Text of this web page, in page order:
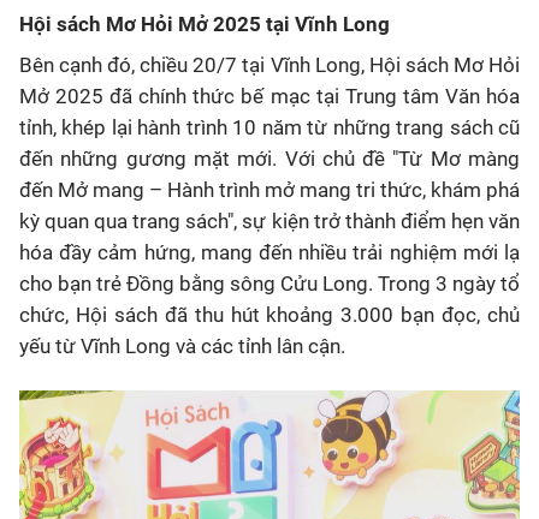
Hội sách Mơ Hỏi Mở 2025 tại Vĩnh Long
Bên cạnh đó, chiều 20/7 tại Vĩnh Long, Hội sách Mơ Hỏi
Mở 2025 đã chính thức bế mạc tại Trung tâm Văn hóa
tỉnh, khép lại hành trình 10 năm từ những trang sách cũ
đến những gương mặt mới. Với chủ đề "Từ Mơ màng
đến Mở mang – Hành trình mở mang tri thức, khám phá
kỳ quan qua trang sách", sự kiện trở thành điểm hẹn văn
hóa đầy cảm hứng, mang đến nhiều trải nghiệm mới lạ
cho bạn trẻ Đồng bằng sông Cửu Long. Trong 3 ngày tổ
chức, Hội sách đã thu hút khoảng 3.000 bạn đọc, chủ
yếu từ Vĩnh Long và các tỉnh lân cận.